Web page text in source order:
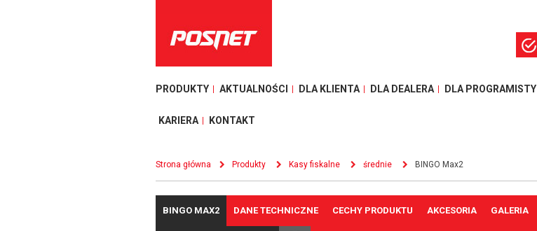
PRODUKTY AKTUALNOŚCI DLA KLIENTA DLA DEALERA DLA PROGRAMISTY
KARIERA KONTAKT
Strona główna Produkty Kasy fiskalne średnie BINGO Max2
BINGO MAX2 DANE TECHNICZNE CECHY PRODUKTU AKCESORIA GALERIA